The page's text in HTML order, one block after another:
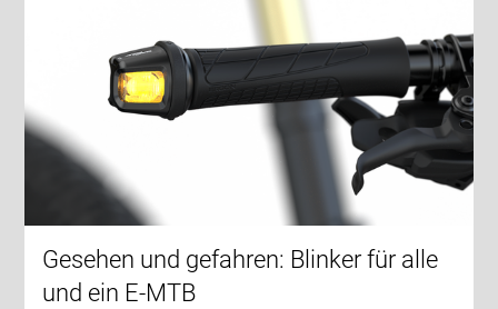
Gesehen und gefahren: Blinker für alle
und ein E-MTB